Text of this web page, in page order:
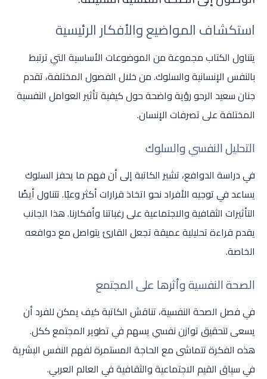
استكشاف المواضيع والأفكار الرئيسية
يتناول الكتاب مجموعة من الموضوعات الأساسية التي ترتبط
بالنفس الإنسانية والسلوك. من خلال الفصول المختلفة، تقدم
جنان سعيد الرحو رؤية واضحة حول كيفية تأثير العوامل النفسية
المختلفة على تصرفات الإنسان.
التحليل النفسي والسلوك
في دراسة الدوافع، تشير الكاتبة إلى أن فهم ما يحفز السلوك
يساعد في توجيه الأفراد نحو اتخاذ قرارات أكثر وعيًا. تتناول أيضًا
التأثيرات الثقافية والاجتماعية على رغباتنا وأفكارنا. هذا الجانب
يقدم قراءة تحليلية عميقة تجعل القارئ يتواصل مع دوافعه
الخاصة.
الصحة النفسية وأثرها على المجتمع
في فصل الصحة النفسية، تناقش الكاتبة كيف يمكن للفرد أن
يسعى لتحقيق توازن نفسي يسهم في تطوير المجتمع ككل.
هذه الفكرة تتماشى مع الحاجة المستمرة لفهم النفس البشرية
في سياق القيم الاجتماعية والثقافية في العالم العربي.